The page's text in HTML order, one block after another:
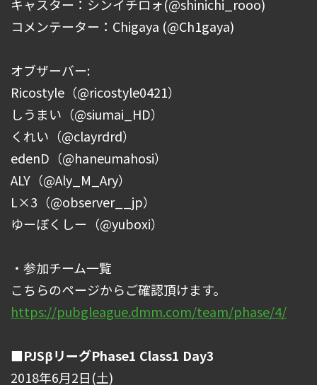
キャスター：シンイチロォ(@shinichi_rooo)
コメンテーター：Chigaya (@Ch1gaya)
オブザーバー:
Ricostyle（@ricostyle0421）
しうまい（@siumai_HD）
くれい（@clayrdrd）
edenD（@haneumahosi）
ALY（@Aly_M_Ary）
L×3（@observer__jp）
ゆーぼくしー（@yuboxi）
・参加チーム一覧
こちらのページからご確認頂けます。
https://pubgleague.dmm.com/team/phase/4/
■PJSβリーグPhase1 Class1 Day3
2018年6月2日(土)